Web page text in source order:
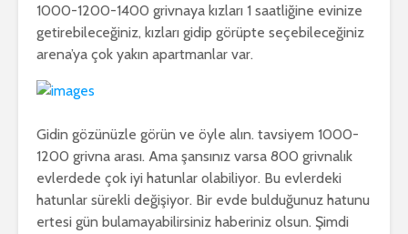
1000-1200-1400 grivnaya kızları 1 saatliğine evinize
getirebileceğiniz, kızları gidip görüpte seçebileceğiniz
arena’ya çok yakın apartmanlar var.
Gidin gözünüzle görün ve öyle alın. tavsiyem 1000-
1200 grivna arası. Ama şansınız varsa 800 grivnalık
evlerdede çok iyi hatunlar olabiliyor. Bu evlerdeki
hatunlar sürekli değişiyor. Bir evde bulduğunuz hatunu
ertesi gün bulamayabilirsiniz haberiniz olsun. Şimdi